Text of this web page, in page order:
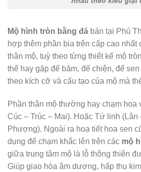
Mộ hình tròn bằng đá bán tại Phú
hợp thêm phần bia trên cấp cao nhất
thân mộ, tuỳ theo từng thiết kế mộ
thể hay gặp đế băm, đế chiện, đế
theo kích cỡ và cấu tạo của mộ mà
Phần thân mộ thường hay chạm hoa
Cúc – Trúc – Mai). Hoặc Tứ linh (Lân
Phượng). Ngoài ra hoạ tiết hoa sen
dụng để chạm khắc lên trên các mộ
giữa trung tâm mộ là lỗ thông thiên
Giúp giao hòa âm dương, hấp thụ